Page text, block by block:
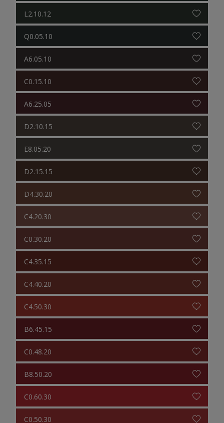
L2.10.12
Q0.05.10
A6.05.10
C0.15.10
A6.25.05
D2.10.15
E8.05.20
D2.15.15
D4.30.20
C4.20.30
C0.30.20
C4.35.15
C4.40.20
C4.50.30
B6.45.15
C0.48.20
B8.50.20
C0.60.30
C0.50.30